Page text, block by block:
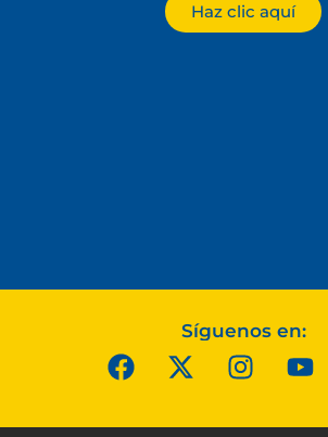
Haz clic aquí
Síguenos en: